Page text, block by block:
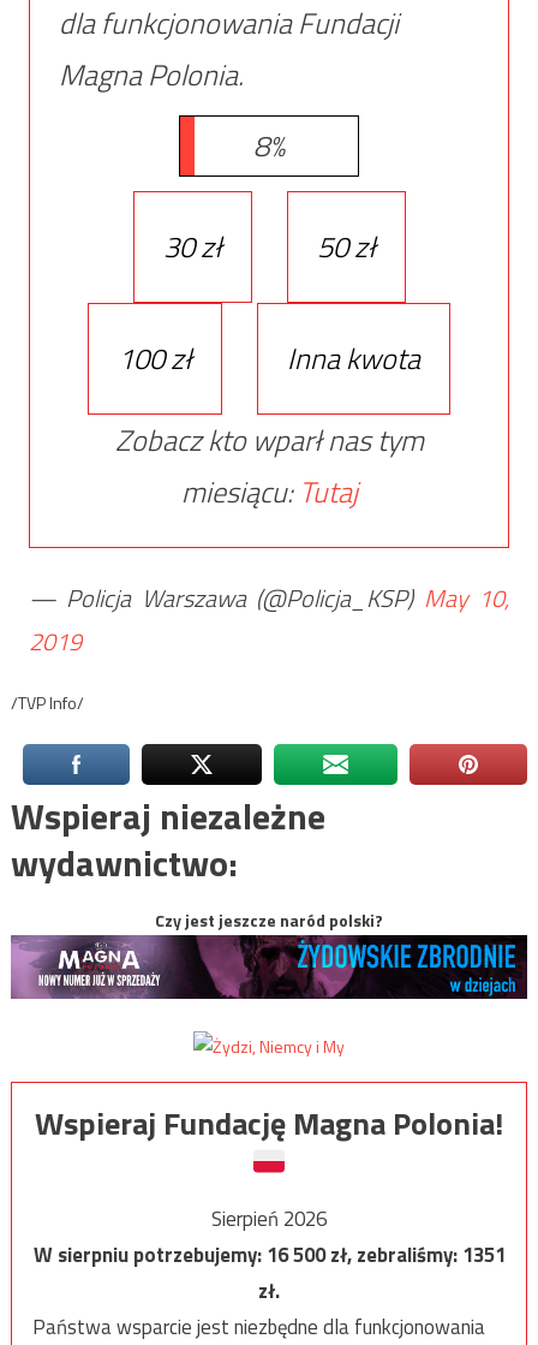
dla funkcjonowania Fundacji
Magna Polonia.
8%
30 zł 50 zł
100 zł
Inna kwota
Zobacz kto wparł nas tym
miesiącu: Tutaj
— Policja Warszawa (@Policja_KSP) May 10,
2019
/TVP Info/
Wspieraj niezależne
wydawnictwo:
Czy jest jeszcze naród polski?
Wspieraj Fundację Magna Polonia!
Sierpień 2026
W sierpniu potrzebujemy:16 500zł, zebraliśmy:1351
zł.
Państwa wsparcie jest niezbędne dla funkcjonowania